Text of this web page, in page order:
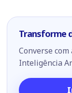
Transforme
Converse
Inteligência